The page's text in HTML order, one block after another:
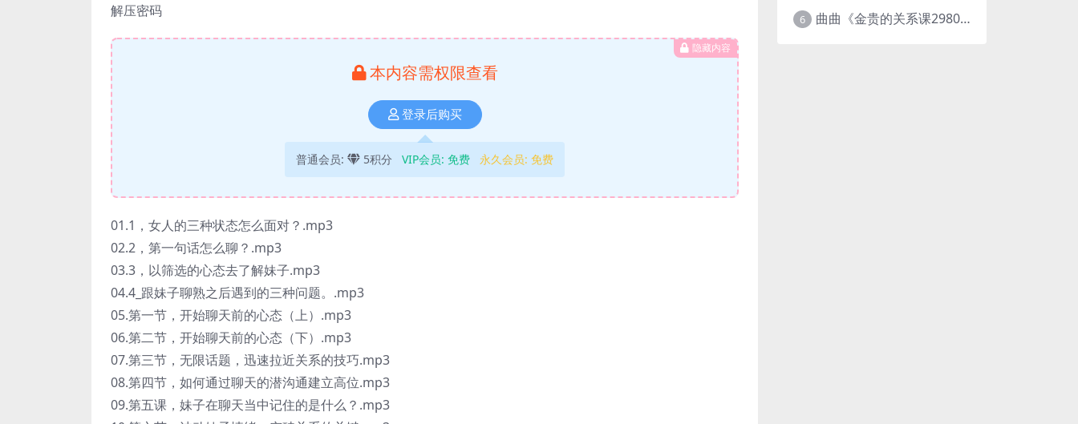
解压密码
隐藏内容
本内容需权限查看
登录后购买
普通会员: 5积分 VIP会员: 免费 永久会员: 免费
01.1，女人的三种状态怎么面对？.mp3
02.2，第一句话怎么聊？.mp3
03.3，以筛选的心态去了解妹子.mp3
04.4_跟妹子聊熟之后遇到的三种问题。.mp3
05.第一节，开始聊天前的心态（上）.mp3
06.第二节，开始聊天前的心态（下）.mp3
07.第三节，无限话题，迅速拉近关系的技巧.mp3
08.第四节，如何通过聊天的潜沟通建立高位.mp3
09.第五课，妹子在聊天当中记住的是什么？.mp3
6 曲曲《金贵的关系课2980》